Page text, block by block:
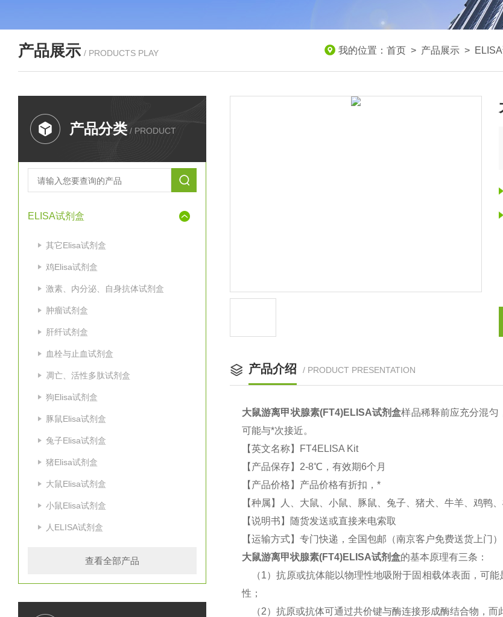
产品展示 / PRODUCTS PLAY 我的位置： 首页 > 产品展示 >
产品分类 / PRODUCT
ELISA试剂盒
其它Elisa试剂盒
鸡Elisa试剂盒
激素、内分泌、自身抗体试剂盒
肿瘤试剂盒
肝纤试剂盒
血栓与止血试剂盒
凋亡、活性多肽试剂盒
狗Elisa试剂盒
豚鼠Elisa试剂盒
兔子Elisa试剂盒
猪Elisa试剂盒
大鼠Elisa试剂盒
小鼠Elisa试剂盒
人ELISA试剂盒
查看全部产品
产品介绍 / PRODUCT PRESENTATION
大鼠游离甲状腺素(FT4)ELISA试剂盒样品稀释前应充分混匀
可能与*次接近。
【英文名称】
FT4ELISA Kit
【产品保存】2-8℃，有效期6个月
【产品价格】产品价格有折扣，*
【种属】人、大鼠、小鼠、豚鼠、兔子、猪犬、牛羊、鸡鸭
【说明书】随货发送或直接来电索取
【运输方式】专门快递，全国包邮（南京客户免费送货上门）
大鼠游离甲状腺素(FT4)ELISA试剂盒的基本原理有三条：
（1）抗原或抗体能以物理性地吸附于固相载体表面，可
性；
（2）抗原或抗体可通过共价键与酶连接形成酶结合物，